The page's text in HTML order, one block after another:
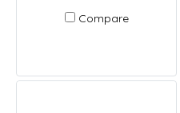
Compare